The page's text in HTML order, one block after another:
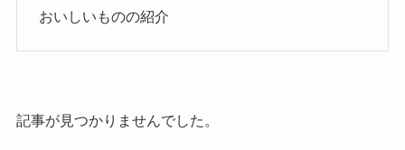
おいしいものの紹介
記事が見つかりませんでした。